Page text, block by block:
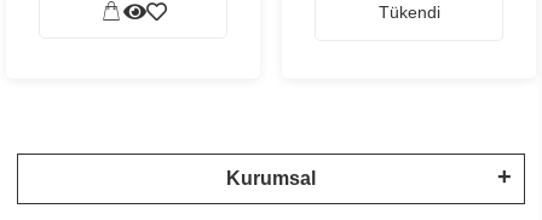
Tükendi
Kurumsal